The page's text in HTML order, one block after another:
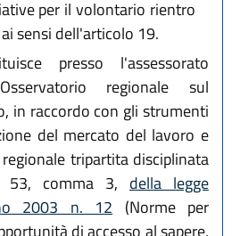
per il volontario rientro
sensi dell'articolo 19.
presso l'assessorato
regionale sul
in raccordo con gli strumenti
del mercato del lavoro e
tripartita disciplinata
comma 3, della legge
2003 n. 12 (Norme per
di accesso al sapere,